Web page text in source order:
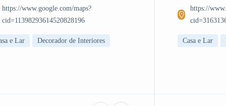
https://www.google.com/maps?
cid=11398293614520828196
e Lar Decorador de Interiores
https://
Casa e Lar